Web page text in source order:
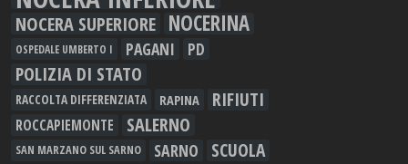
NOCERA SUPERIORE NOCERINA
OSPEDALE UMBERTO I PAGANI PD
POLIZIA DI STATO
RACCOLTA DIFFERENZIATA RAPINA RIFIUTI
ROCCAPIEMONTE SALERNO
SAN MARZANO SUL SARNO SARNO SCUOLA